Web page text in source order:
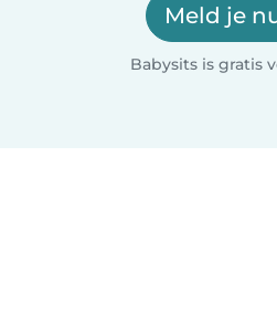
Meld je
Babysits is gratis